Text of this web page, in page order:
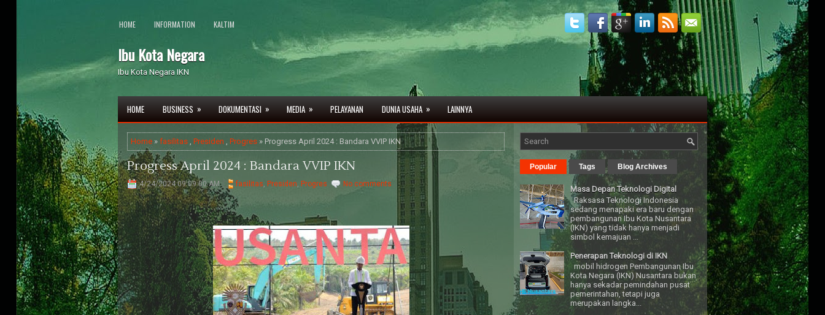
HOME INFORMATION KALTIM
Ibu Kota Negara
Ibu Kota Negara IKN
HOME BUSINESS » DOKUMENTASI » MEDIA » PELAYANAN DUNIA USAHA » LAINNYA
Home » fasilitas , Presiden , Progres » Progress April 2024 : Bandara VVIP IKN
Progress April 2024 : Bandara VVIP IKN
4/24/2024 09:09:00 AM fasilitas, Presiden, Progres No comments
Popular Tags Blog Archives
Masa Depan Teknologi Digital
Raksasa Teknologi Indonesia
sedang menapaki era baru dengan
pembangunan Ibu Kota Nusantara
(IKN) yang tidak hanya menjadi
simbol kemajuan ...
Penerapan Teknologi di IKN
mobil hidrogen Pembangunan Ibu
Kota Negara (IKN) Nusantara bukan
hanya sekadar pemindahan pusat
pemerintahan, tetapi juga
merupakan langka...